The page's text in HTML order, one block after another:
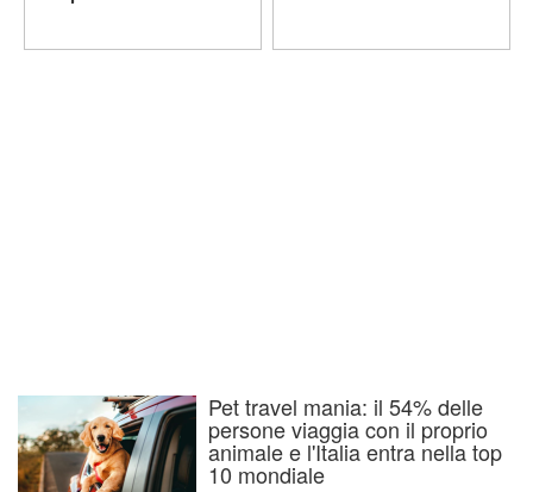
Pet travel mania: il 54% delle
persone viaggia con il proprio
animale e l'Italia entra nella top
10 mondiale